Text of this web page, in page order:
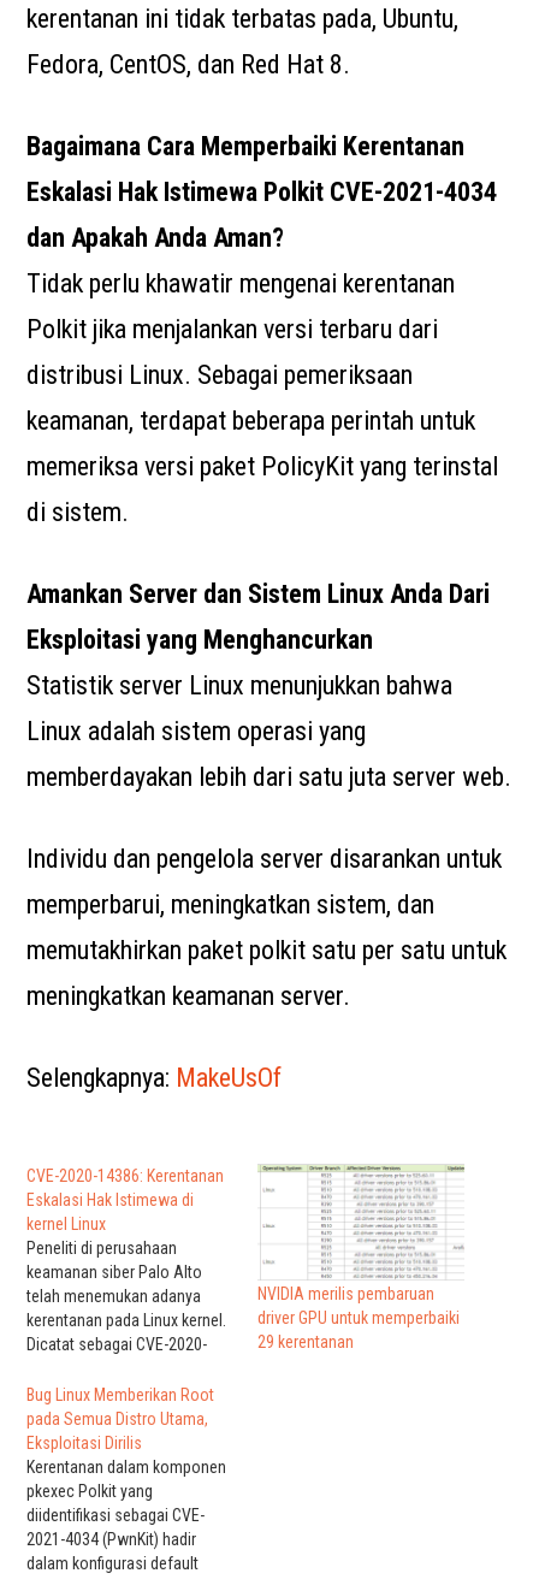
kerentanan ini tidak terbatas pada, Ubuntu,
Fedora, CentOS, dan Red Hat 8.
Bagaimana Cara Memperbaiki Kerentanan
Eskalasi Hak Istimewa Polkit CVE-2021-4034
dan Apakah Anda Aman?
Tidak perlu khawatir mengenai kerentanan
Polkit jika menjalankan versi terbaru dari
distribusi Linux. Sebagai pemeriksaan
keamanan, terdapat beberapa perintah untuk
memeriksa versi paket PolicyKit yang terinstal
di sistem.
Amankan Server dan Sistem Linux Anda Dari
Eksploitasi yang Menghancurkan
Statistik server Linux menunjukkan bahwa
Linux adalah sistem operasi yang
memberdayakan lebih dari satu juta server web.
Individu dan pengelola server disarankan untuk
memperbarui, meningkatkan sistem, dan
memutakhirkan paket polkit satu per satu untuk
meningkatkan keamanan server.
Selengkapnya: MakeUsOf
CVE-2020-14386: Kerentanan
Eskalasi Hak Istimewa di
kernel Linux
Peneliti di perusahaan
keamanan siber Palo Alto
telah menemukan adanya
kerentanan pada Linux kernel.
Dicatat sebagai CVE-2020-
kerentanan kerusakan memori
di kernel Linux. Kerentanan ini
dapat digunakan untuk
meningkatkan hak istimewa
dari pengguna yang tidak
memiliki hak menjadi
pengguna root pada sistem
Linux. Masalah aritmatika
NVIDIA merilis pembaruan
driver GPU untuk memperbaiki
29 kerentanan
Bug Linux Memberikan Root
pada Semua Distro Utama,
Eksploitasi Dirilis
Kerentanan dalam komponen
pkexec Polkit yang
diidentifikasi sebagai CVE-
2021-4034 (PwnKit) hadir
dalam konfigurasi default